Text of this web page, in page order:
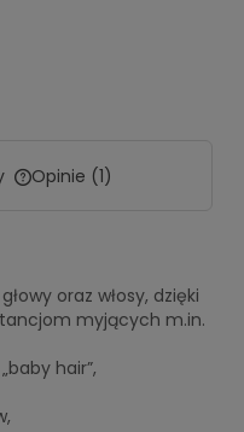
Opinie (1)
oraz włosy, dzięki
myjących m.in.
hair”,